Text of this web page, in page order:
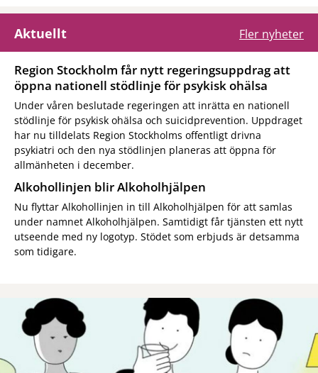
Aktuellt Fler nyheter
Region Stockholm får nytt regeringsuppdrag att
öppna nationell stödlinje för psykisk ohälsa
Under våren beslutade regeringen att inrätta en nationell
stödlinje för psykisk ohälsa och suicidprevention. Uppdraget
har nu tilldelats Region Stockholms offentligt drivna
psykiatri och den nya stödlinjen planeras att öppna för
allmänheten i december.
Alkohollinjen blir Alkoholhjälpen
Nu flyttar Alkohollinjen in till Alkoholhjälpen för att samlas
under namnet Alkoholhjälpen. Samtidigt får tjänsten ett nytt
utseende med ny logotyp. Stödet som erbjuds är detsamma
som tidigare.